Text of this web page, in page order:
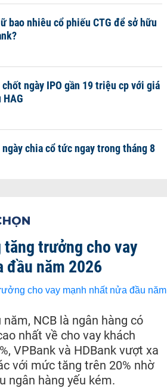
bao nhiêu cổ phiếu CTG để sở hữu
ngày IPO gần 19 triệu cp với giá
chia cổ tức ngay trong tháng 8
tăng trưởng cho vay
đầu năm 2026
NCB là ngân hàng có
nhất về cho vay khách
VPBank và HDBank vượt xa
với mức tăng trên 20% nhờ
ngân hàng yếu kém.